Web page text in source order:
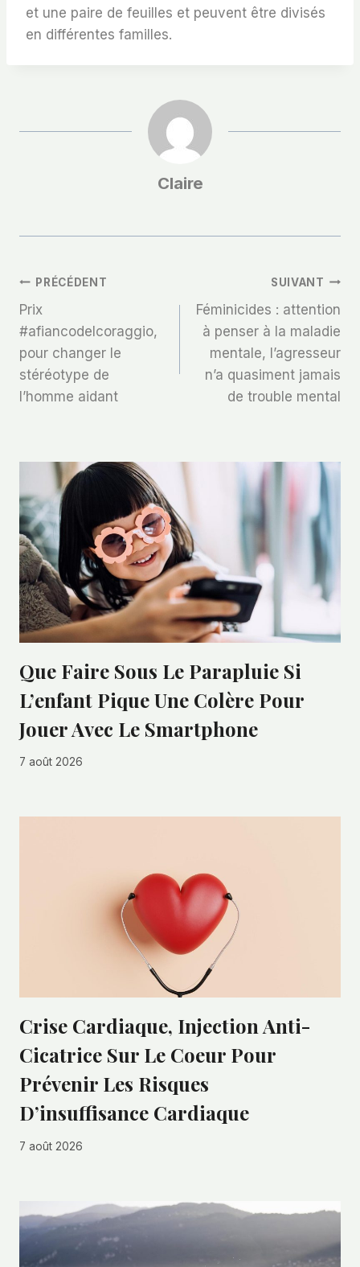
et une paire de feuilles et peuvent être divisés
en différentes familles.
Claire
Navigation
De
L’article
PRÉCÉDENT
Prix ​​
#afiancodelcoraggio,
pour changer le
stéréotype de
l’homme aidant
SUIVANT
Féminicides : attention
à penser à la maladie
mentale, l’agresseur
n’a quasiment jamais
de trouble mental
Que Faire Sous Le Parapluie Si
L’enfant Pique Une Colère Pour
Jouer Avec Le Smartphone
7 août 2026
Crise Cardiaque, Injection Anti-
Cicatrice Sur Le Coeur Pour
Prévenir Les Risques
D’insuffisance Cardiaque
7 août 2026